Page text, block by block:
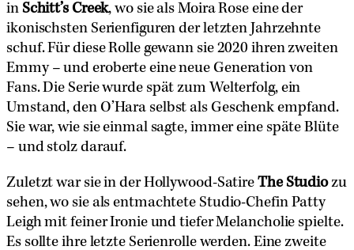
in Schitt’s Creek, wo sie als Moira Rose eine der
ikonischsten Serienfiguren der letzten Jahrzehnte
schuf. Für diese Rolle gewann sie 2020 ihren zweiten
Emmy – und eroberte eine neue Generation von
Fans. Die Serie wurde spät zum Welterfolg, ein
Umstand, den O’Hara selbst als Geschenk empfand.
Sie war, wie sie einmal sagte, immer eine späte Blüte
– und stolz darauf.
Zuletzt war sie in der Hollywood-Satire The Studiozu
sehen, wo sie als entmachtete Studio-Chefin Patty
Leigh mit feiner Ironie und tiefer Melancholie spielte.
Es sollte ihre letzte Serienrolle werden. Eine zweite